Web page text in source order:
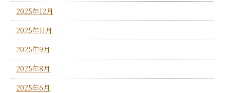
2025年12月
2025年11月
2025年9月
2025年8月
2025年6月